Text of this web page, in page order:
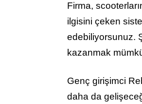
Firma,
ilgisini çeken
edebiliyorsunuz.
kazanmak
Genç girişimci
daha da